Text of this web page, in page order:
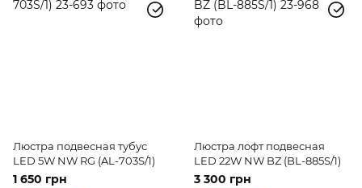
Люстра подвесная тубус
LED 5W NW RG (AL-703S/1)
1 650 грн
Люстра лофт подвесная
LED 22W NW BZ (BL-885S/1)
3 300 грн